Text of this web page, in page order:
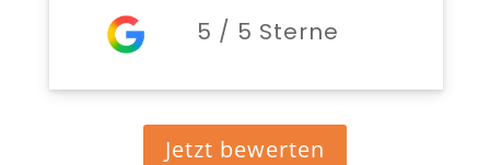
5 / 5 Sterne
Jetzt bewerten